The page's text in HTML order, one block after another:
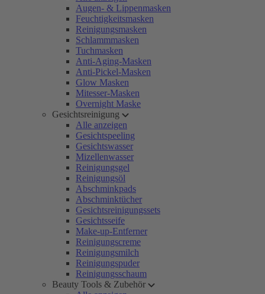
Augen- & Lippenmasken
Feuchtigkeitsmasken
Reinigungsmasken
Schlammmasken
Tuchmasken
Anti-Aging-Masken
Anti-Pickel-Masken
Glow Masken
Mitesser-Masken
Overnight Maske
Gesichtsreinigung
Alle anzeigen
Gesichtspeeling
Gesichtswasser
Mizellenwasser
Reinigungsgel
Reinigungsöl
Abschminkpads
Abschminktücher
Gesichtsreinigungssets
Gesichtsseife
Make-up-Entferner
Reinigungscreme
Reinigungsmilch
Reinigungspuder
Reinigungsschaum
Beauty Tools & Zubehör